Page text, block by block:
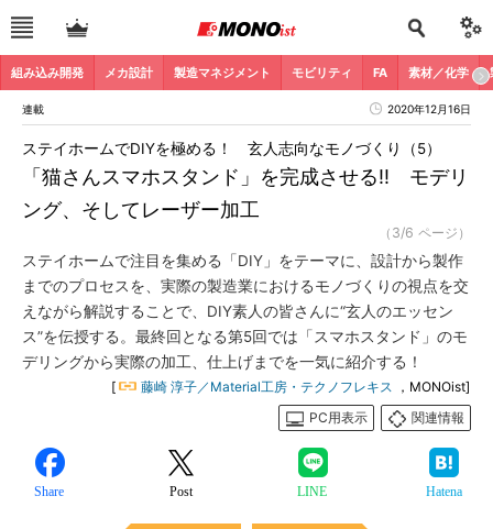
組み込み開発 メカ設計 製造マネジメント モビリティ FA 素材／化学
連載 2020年12月16日
「猫さんスマホスタンド」を完成させる!! モデリ
ング、そしてレーザー加工
ステイホームでDIYを極める！ 玄人志向なモノづくり（5）
（3/6 ページ）
ステイホームで注目を集める「DIY」をテーマに、設計から製作
までのプロセスを、実際の製造業におけるモノづくりの視点を交
えながら解説することで、DIY素人の皆さんに“玄人のエッセン
ス”を伝授する。最終回となる第5回では「スマホスタンド」のモ
デリングから実際の加工、仕上げまでを一気に紹介する！
[ 藤崎 淳子／Material工房・テクノフレキス ，MONOist]
PC用表示
関連情報
Share Post LINE Hatena